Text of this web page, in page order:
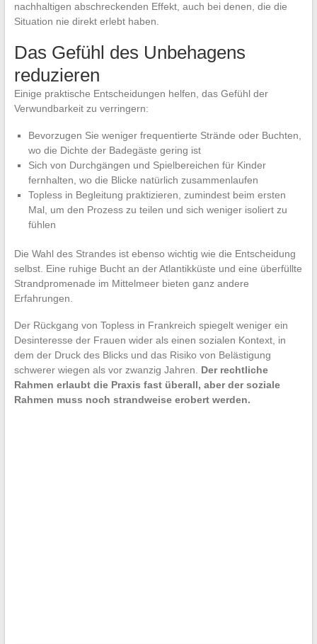
nachhaltigen abschreckenden Effekt, auch bei denen, die die
Situation nie direkt erlebt haben.
Das Gefühl des Unbehagens
reduzieren
Einige praktische Entscheidungen helfen, das Gefühl der
Verwundbarkeit zu verringern:
Bevorzugen Sie weniger frequentierte Strände oder Buchten,
wo die Dichte der Badegäste gering ist
Sich von Durchgängen und Spielbereichen für Kinder
fernhalten, wo die Blicke natürlich zusammenlaufen
Topless in Begleitung praktizieren, zumindest beim ersten
Mal, um den Prozess zu teilen und sich weniger isoliert zu
fühlen
Die Wahl des Strandes ist ebenso wichtig wie die Entscheidung
selbst. Eine ruhige Bucht an der Atlantikküste und eine überfüllte
Strandpromenade im Mittelmeer bieten ganz andere
Erfahrungen.
Der Rückgang von Topless in Frankreich spiegelt weniger ein
Desinteresse der Frauen wider als einen sozialen Kontext, in
dem der Druck des Blicks und das Risiko von Belästigung
schwerer wiegen als vor zwanzig Jahren. Der rechtliche
Rahmen erlaubt die Praxis fast überall, aber der soziale
Rahmen muss noch strandweise erobert werden.